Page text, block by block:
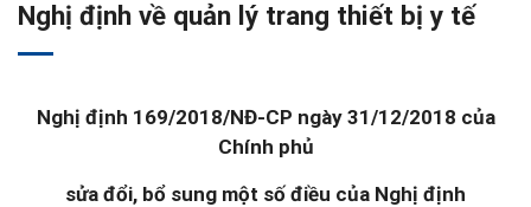
Nghị định về quản lý trang thiết bị y tế
Nghị định 169/2018/NĐ-CP ngày 31/12/2018 của
Chính phủ
sửa đổi, bổ sung một số điều của Nghị định